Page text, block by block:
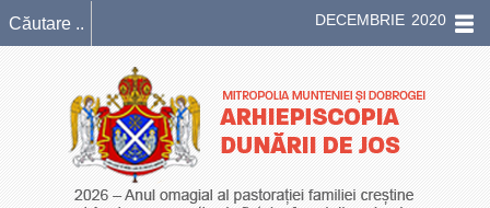
DECEMBRIE 2020